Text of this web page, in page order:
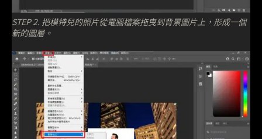
STEP 2. 把模特兒的照片從電腦檔案拖曳到背景圖片上，形成一個
新的圖層。